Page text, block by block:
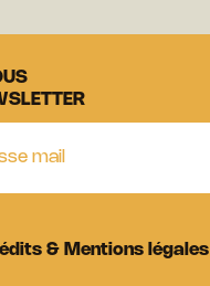
& Mentions légales